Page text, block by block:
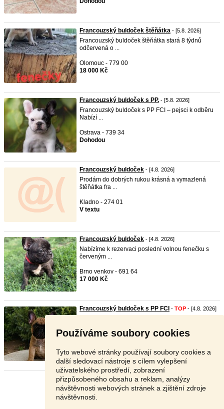
Používáme soubory cookies
Tyto webové stránky používají soubory cookies a
další sledovací nástroje s cílem vylepšení
uživatelského prostředí, zobrazení
přizpůsobeného obsahu a reklam, analýzy
návštěvnosti webových stránek a zjištění zdroje
návštěvnosti.
Francouzský buldoček štěňátka - [5.8. 2026]
Francouzský buldoček štěňátka stará 8 týdnů
odčervená o ...
Olomouc - 779 00
18 000 Kč
Francouzský buldoček s PP. - [5.8. 2026]
Francouzský buldoček s PP FCI – pejsci k odběru
Nabízí ...
Ostrava - 739 34
Dohodou
Francouzský buldoček - [4.8. 2026]
Prodám do dobrých rukou krásná a vymazlená
štěňátka fra ...
Kladno - 274 01
V textu
Francouzský buldoček - [4.8. 2026]
Nabízíme k rezervaci poslední volnou fenečku s
červeným ...
Brno venkov - 691 64
17 000 Kč
Francouzský buldoček s PP FCI - TOP - [4.8. 2026]
Dohodou
Stránka: 1 2 3 Další